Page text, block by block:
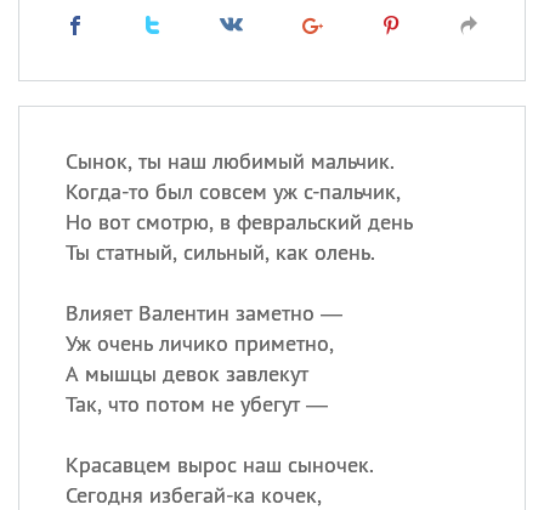
Сынок, ты наш любимый мальчик.
Когда-то был совсем уж с-пальчик,
Но вот смотрю, в февральский день
Ты статный, сильный, как олень.
Влияет Валентин заметно —
Уж очень личико приметно,
А мышцы девок завлекут
Так, что потом не убегут —
Красавцем вырос наш сыночек.
Сегодня избегай-ка кочек,